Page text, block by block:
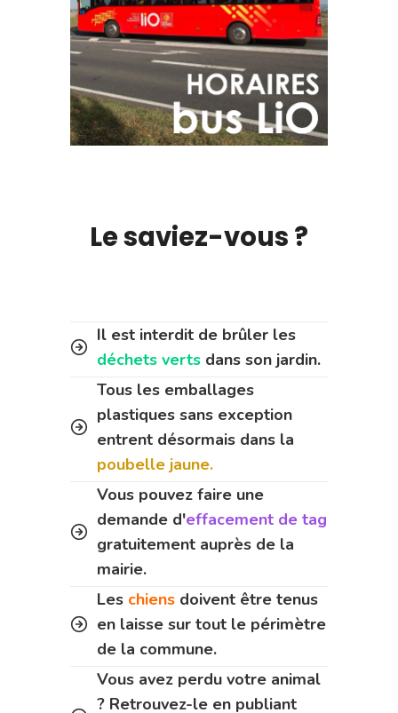
Le saviez-vous ?
Il est interdit de brûler les
déchets verts dans son jardin.
Tous les emballages
plastiques sans exception
entrent désormais dans la
poubelle jaune.
Vous pouvez faire une
demande d'effacement de tag
gratuitement auprès de la
mairie.
Les chiens doivent être tenus
en laisse sur tout le périmètre
de la commune.
Vous avez perdu votre animal
? Retrouvez-le en publiant